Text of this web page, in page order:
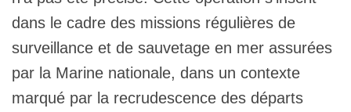
dans le cadre des missions régulières de
surveillance et de sauvetage en mer assurées
par la Marine nationale, dans un contexte
marqué par la recrudescence des départs